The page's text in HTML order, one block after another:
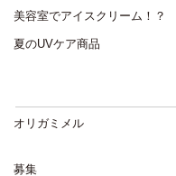
美容室でアイスクリーム！？
夏のUVケア商品
オリガミメル
募集